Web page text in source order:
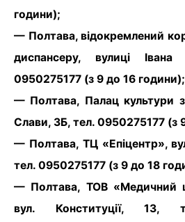
години);
— Полтава, відокремлений
диспансеру, вулиці
0950275177 (з 9 до 16 години);
— Полтава, Палац культури
Слави, 3Б, тел. 0950275177 (з
— Полтава, ТЦ «Епіцентр»,
тел. 0950275177 (з 9 до 18
— Полтава, ТОВ «Медичний
вул. Конституції, 13,